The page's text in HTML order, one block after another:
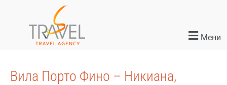
Мени
Вила Порто Фино – Никиана,